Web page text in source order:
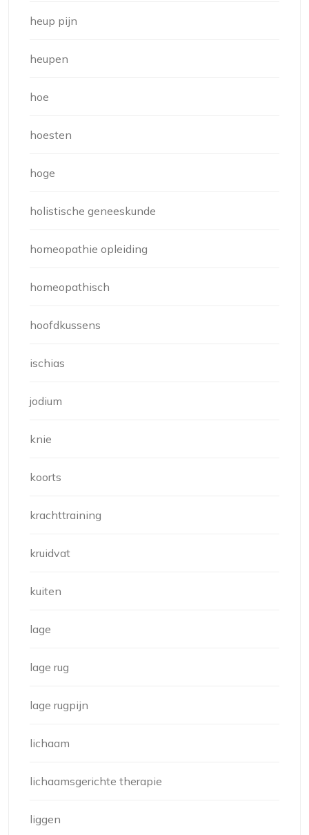
heup pijn
heupen
hoe
hoesten
hoge
holistische geneeskunde
homeopathie opleiding
homeopathisch
hoofdkussens
ischias
jodium
knie
koorts
krachttraining
kruidvat
kuiten
lage
lage rug
lage rugpijn
lichaam
lichaamsgerichte therapie
liggen